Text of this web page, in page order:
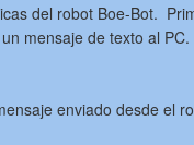
del robot Boe-Bot.
mensaje de texto al PC.
enviado desde el